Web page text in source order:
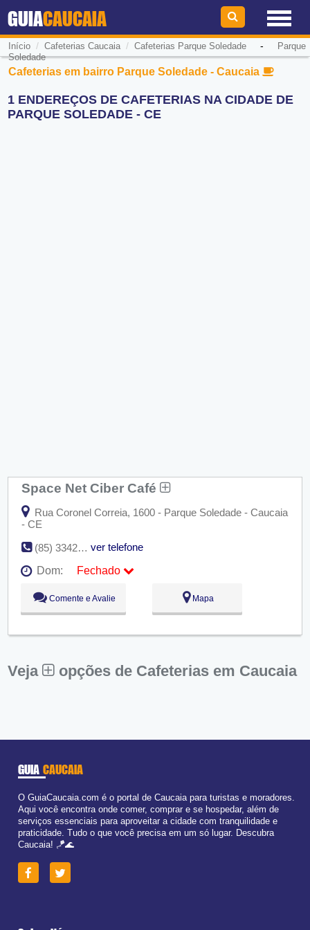
GUIACAUCAIA
Início / Cafeterias Caucaia/ Cafeterias Parque Soledade-
Parque
Soledade
Cafeterias em bairro Parque Soledade - Caucaia
1 ENDEREÇOS DE CAFETERIAS NA CIDADE DE
PARQUE SOLEDADE - CE
Space Net Ciber Café
Rua Coronel Correia, 1600 - Parque Soledade - Caucaia
- CE
(85) 3342-3677
ver telefone
Dom:
Fechado
Seg:
Ter:
09:00 - 18:00
Qua:
09:00 - 18:00
Sex:
09:00 - 18:00
Dom:
Fechado
Comente e Avalie Mapa
Veja opções de Cafeterias em Caucaia
GUIA CAUCAIA
O GuiaCaucaia.com é o portal de Caucaia para turistas e moradores.
Aqui você encontra onde comer, comprar e se hospedar, além de
serviços essenciais para aproveitar a cidade com tranquilidade e
praticidade. Tudo o que você precisa em um só lugar. Descubra
Caucaia! 🪁🌊